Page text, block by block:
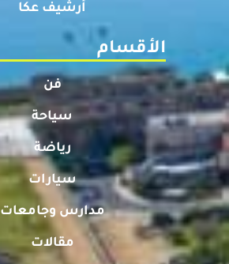
أرشيف عكا
الأقسام
فن
سياحة
رياضة
سيارات
مدارس وجامعات
مقالات